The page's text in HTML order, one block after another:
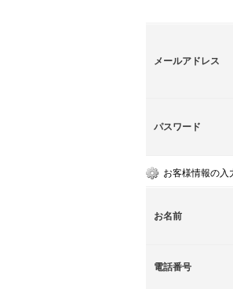
メールアドレス
パスワード
お客様情報の入
お名前
電話番号